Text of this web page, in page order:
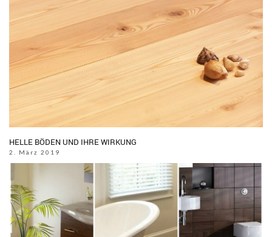
HELLE BÖDEN UND IHRE WIRKUNG
2. März 2019